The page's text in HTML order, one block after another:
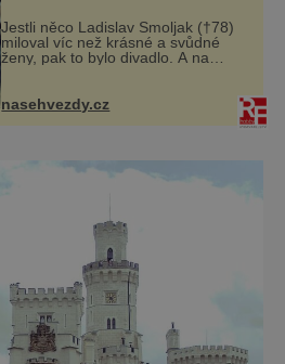
Jestli něco Ladislav Smoljak (†78)
miloval víc než krásné a svůdné
ženy, pak to bylo divadlo. A na
uměleckého nebe. Kdysi někdo z
nasehvezdy.cz